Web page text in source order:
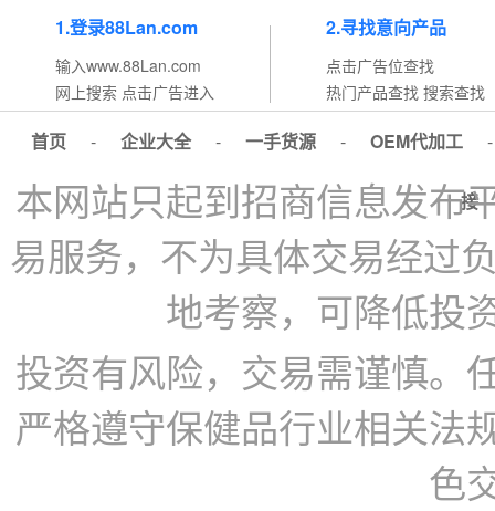
1.登录88Lan.com
输入www.88Lan.com
网上搜索 点击广告进入
2.寻找意向产品
点击广告位查找
热门产品查找 搜索查找
首页 - 企业大全 - 一手货源 - OEM代加工
接
本网站只起到招商信息发
易服务，不为具体交易经过
地考察，可降低投
投资有风险，交易需谨慎。
严格遵守保健品行业相关法
色